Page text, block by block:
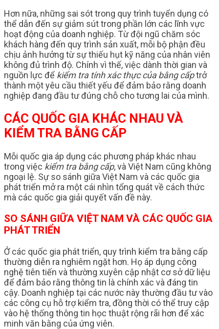
Hơn nữa, những sai sót trong quy trình tuyển dụng có
thể dẫn đến sự giảm sút trong phần lớn các lĩnh vực
hoạt động của doanh nghiệp. Từ đội ngũ chăm sóc
khách hàng đến quy trình sản xuất, mỗi bộ phận đều
chịu ảnh hưởng từ sự thiếu hụt kỹ năng của nhân viên
không đủ trình độ. Chính vì thế, việc dành thời gian và
nguồn lực để kiểm tra tính xác thực của bằng cấptrở
thành một yêu cầu thiết yếu để đảm bảo rằng doanh
nghiệp đang đầu tư đúng chỗ cho tương lai của mình.
CÁC QUỐC GIA KHÁC NHAU VÀ
KIỂM TRA BẰNG CẤP
Mỗi quốc gia áp dụng các phương pháp khác nhau
trong việc kiểm tra bằng cấp, và Việt Nam cũng không
ngoại lệ. Sự so sánh giữa Việt Nam và các quốc gia
phát triển mở ra một cái nhìn tổng quát về cách thức
mà các quốc gia giải quyết vấn đề này.
SO SÁNH GIỮA VIỆT NAM VÀ CÁC QUỐC GIA
PHÁT TRIỂN
Ở các quốc gia phát triển, quy trình kiểm tra bằng cấp
thường diễn ra nghiêm ngặt hơn. Họ áp dụng công
nghệ tiên tiến và thường xuyên cập nhật cơ sở dữ liệu
để đảm bảo rằng thông tin là chính xác và đáng tin
cậy. Doanh nghiệp tại các nước này thường đầu tư vào
các công cụ hỗ trợ kiểm tra, đồng thời có thể truy cập
vào hệ thống thông tin học thuật rộng rãi hơn để xác
minh văn bằng của ứng viên.